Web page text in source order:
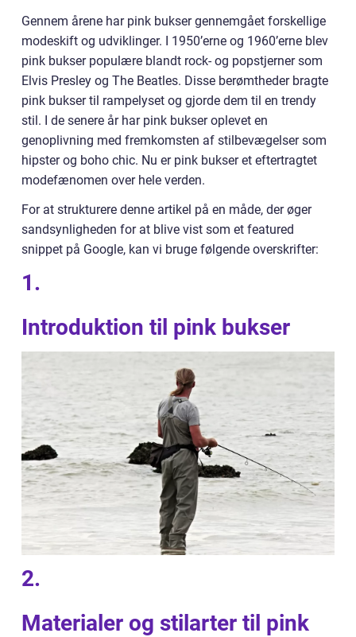
Gennem årene har pink bukser gennemgået forskellige
modeskift og udviklinger. I 1950’erne og 1960’erne blev
pink bukser populære blandt rock- og popstjerner som
Elvis Presley og The Beatles. Disse berømtheder bragte
pink bukser til rampelyset og gjorde dem til en trendy
stil. I de senere år har pink bukser oplevet en
genoplivning med fremkomsten af stilbevægelser som
hipster og boho chic. Nu er pink bukser et eftertragtet
modefænomen over hele verden.
For at strukturere denne artikel på en måde, der øger
sandsynligheden for at blive vist som et featured
snippet på Google, kan vi bruge følgende overskrifter:
1.
Introduktion til pink bukser
2.
Materialer og stilarter til pink